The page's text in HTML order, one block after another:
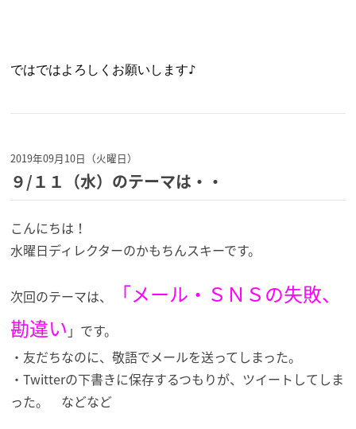
ではではよろしくお願いします♪
2019年09月10日（火曜日）
９/１１（水）のテーマは・・
こんにちは！
水曜日ディレクターのかもちんスキーです。
次回のテーマは、
「メール・ＳＮＳの失敗、
勘違い 」です。
・友だちなのに、敬語でメールを送ってしまった。
・Twitterの下書きに保存するつもりが、ツイートしてしま
った。 などなど